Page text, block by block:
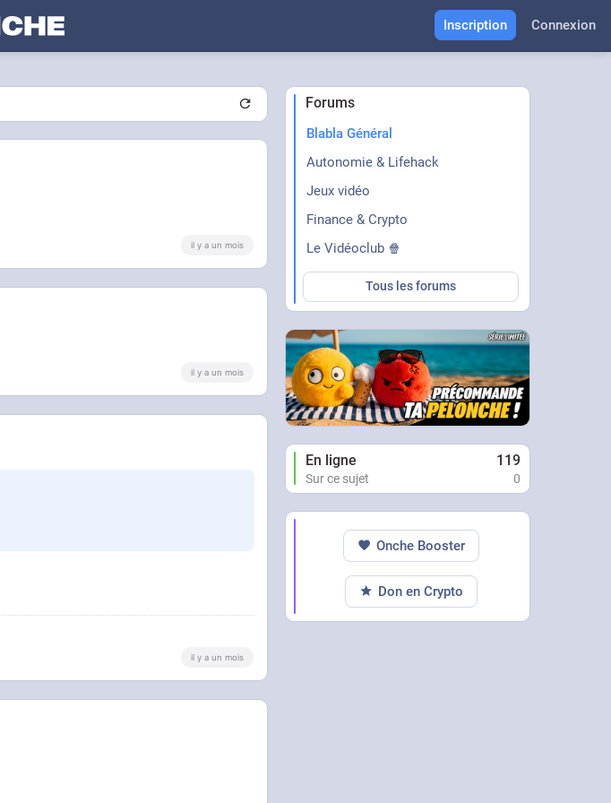
Inscription Connexion
il y a un mois
il y a un mois
il y a un mois
Forums
Blabla Général
Autonomie & Lifehack
Jeux vidéo
Finance & Crypto
Le Vidéoclub 🍿
Tous les forums
En ligne 119
Sur ce sujet 0
Onche Booster
Don en Crypto